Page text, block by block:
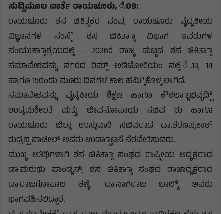
ಸುದ್ದಿಮೂಲ ವಾರ್ತೆ ರಾಯಚೂರು, ೆ.09:
ರಾಯಚೂರು ಶಸ ಚಿಕಿತ್ಸಕರ ಸಂಘ, ರಾಯಚೂರು ವೈದ್ಯಕೀಯ
ವಿಜ್ಞಾನಗಳ ಸಂಸ್ಥೆೆ, ಶಸ ಚಿಕಿತ್ಸಾಾ ವಿಭಾಗ ಇವರುಗಳ
ಸಂಯುಕ್ತಾಾಶ್ರಯದಲ್ಲಿ - 2026ರ ರಾಜ್ಯ ಮಟ್ಟದ ಶಸ ಚಿಕಿತ್ಸಾಾ
ಸಮಾವೇಶವನ್ನು ನಗರದ ರಿಮ್ಸ್ ಅಡಿಟೋರಿಯಂ ನಲ್ಲಿ ೆ.13, 14
ಹಾಗೂ 15ರಂದು ಮೂರು ದಿನಗಳ ಕಾಲ ಹಮ್ಮಿಿಕೊಳ್ಳಲಾಗಿದೆ.
ಸಮಾವೇಶವನ್ನು ವೈದ್ಯಕೀಯ ಶಿಕ್ಷಣ ಹಾಗೂ ಕೌಶಲ್ಯಾಾಭಿವೃದ್ಧಿಿ
ಉದ್ಯಮಶೀಲತೆ ಮತ್ತು ಜೀವನೋಪಾಯ ಸಚಿವ ರು ಹಾಗೂ
ರಾಯಚೂರು ಜಿಲ್ಲಾ ಉಸ್ತುವಾರಿ ಸಚಿವರಾದ ಡಾ.ಶೆರಣಪ್ರಕಾಶ್
ರುದ್ರಪ್ಪ ಪಾಟೀಲ್ ಅವರು ಉದ್ಘಾಾಟನೆ ನೆರವೇರಿಸುವರು.
ಮುಖ್ಯ ಅತಿಥಿಗಳಾಗಿ ಶಸ ಚಿಕಿತ್ಸಾಾ ಸಂಘದ ರಾಷ್ಟ್ರೀಯ ಅಧ್ಯಕ್ಷರಾದ
ಡಾ.ಮರುಥು ಪಾಂಡ್ಯನ್, ಶಸ ಚಿಕಿತ್ಸಾಾ ಸಂಘದ ರಾಜಾಧ್ಯಕ್ಷರಾದ
ಡಾ.ರಾಜಗೋಪಾಲ ಶಣೈ, ಡಾ.ನಾಗರಾಜ ಭಾಲ್ಕಿಿ ಅವರು
ಭಾಗವಹಿಸಲಿದ್ದಾರೆ.